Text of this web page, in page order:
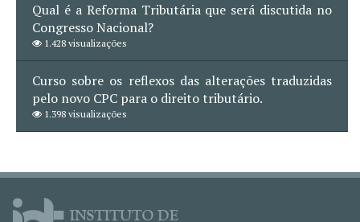
Qual é a Reforma Tributária que será discutida no
Congresso Nacional?
1.428 visualizações
Curso sobre os reflexos das alterações traduzidas
pelo novo CPC para o direito tributário.
1.398 visualizações